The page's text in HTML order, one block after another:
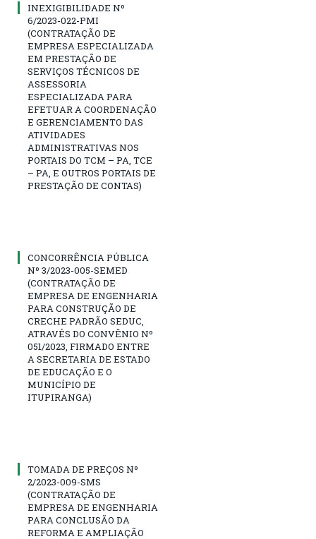
INEXIGIBILIDADE Nº
6/2023-022-PMI
(CONTRATAÇÃO DE
EMPRESA ESPECIALIZADA
EM PRESTAÇÃO DE
SERVIÇOS TÉCNICOS DE
ASSESSORIA
ESPECIALIZADA PARA
EFETUAR A COORDENAÇÃO
E GERENCIAMENTO DAS
ATIVIDADES
ADMINISTRATIVAS NOS
PORTAIS DO TCM – PA, TCE
– PA, E OUTROS PORTAIS DE
PRESTAÇÃO DE CONTAS)
CONCORRÊNCIA PÚBLICA
Nº 3/2023-005-SEMED
(CONTRATAÇÃO DE
EMPRESA DE ENGENHARIA
PARA CONSTRUÇÃO DE
CRECHE PADRÃO SEDUC,
ATRAVÉS DO CONVÊNIO Nº
051/2023, FIRMADO ENTRE
A SECRETARIA DE ESTADO
DE EDUCAÇÃO E O
MUNICÍPIO DE
ITUPIRANGA)
TOMADA DE PREÇOS Nº
2/2023-009-SMS
(CONTRATAÇÃO DE
EMPRESA DE ENGENHARIA
PARA CONCLUSÃO DA
REFORMA E AMPLIAÇÃO